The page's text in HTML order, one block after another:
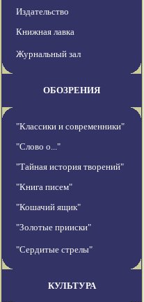
Издательство
Книжная лавка
Журнальный зал
ОБОЗРЕНИЯ
"Классики и современники"
"Слово о..."
"Тайная история творений"
"Книга писем"
"Кошачий ящик"
"Золотые прииски"
"Сердитые стрелы"
КУЛЬТУРА